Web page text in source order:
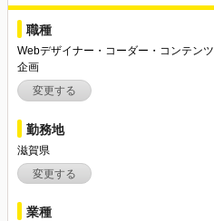
職種
Webデザイナー・コーダー・コンテンツ
企画
変更する
勤務地
滋賀県
変更する
業種